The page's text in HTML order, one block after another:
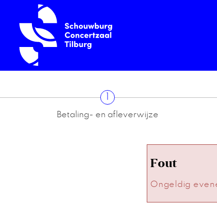
Betaling- en afleverwijze
Fout
Ongeldig